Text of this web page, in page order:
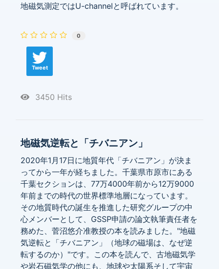
地磁気測定ではU-channelと呼ばれています。
0
Tweet
3450 Hits
地磁気逆転と「チバニアン」
2020年1月17日に地質年代「チバニアン」が決ま
ってから一年が経ちました。千葉県市原市にある
千葉セクションは、77万4000年前から12万9000
年前までの時代の世界標準地層になっています。
その地質時代の誕生を推進した研究グループの中
心メンバーとして、GSSP申請の論文執筆責任者を
務めた、菅沼悠介准教授の本を読みました。"地磁
気逆転と「チバニアン」（地球の磁場は、なぜ逆
転するのか）"です。この本を読んで、古地磁気学
や岩石磁気学の他にも、地球や太陽系そして宇宙